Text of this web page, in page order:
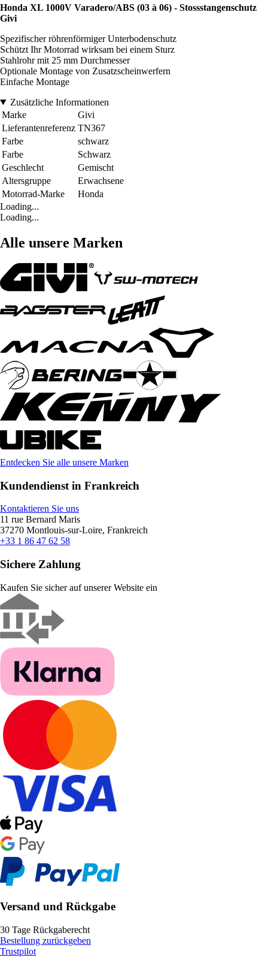
Honda XL 1000V Varadero/ABS (03 à 06) - Stossstangenschutz
Givi
Spezifischer röhrenförmiger Unterbodenschutz
Schützt Ihr Motorrad wirksam bei einem Sturz
Stahlrohr mit 25 mm Durchmesser
Optionale Montage von Zusatzscheinwerfern
Einfache Montage
Zusätzliche Informationen
Marke
Givi
Lieferantenreferenz TN367
Farbe
schwarz
Farbe
Schwarz
Geschlecht
Gemischt
Altersgruppe
Erwachsene
Motorrad-Marke
Honda
Loading...
Loading...
Alle unsere Marken
Entdecken Sie alle unsere Marken
Kundendienst in Frankreich
Kontaktieren Sie uns
11 rue Bernard Maris
37270 Montlouis-sur-Loire, Frankreich
+33 1 86 47 62 58
Sichere Zahlung
Kaufen Sie sicher auf unserer Website ein
Versand und Rückgabe
30 Tage Rückgaberecht
Bestellung zurückgeben
Trustpilot